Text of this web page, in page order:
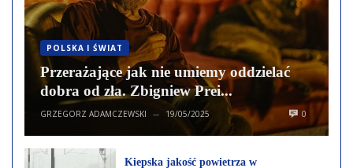
POLSKA I ŚWIAT
Przerażające jak nie umiemy oddzielać
dobra od zła. Zbigniew Prei...
GRZEGORZ ADAMCZEWSKI — 19/05/2025 0
Kiepska jakość powietrza w